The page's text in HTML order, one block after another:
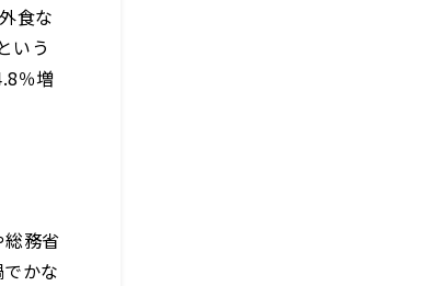
食な
いう
％増
務省
かな